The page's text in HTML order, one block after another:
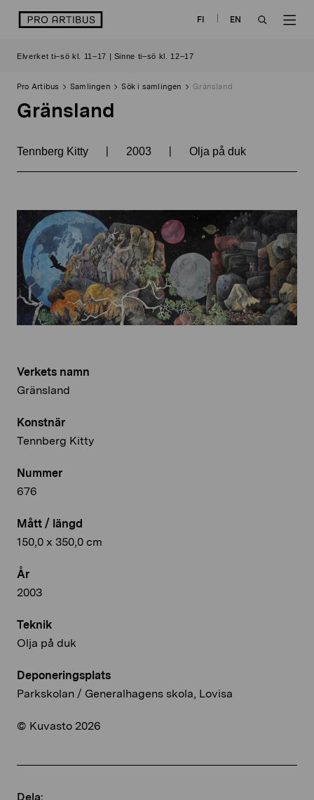
logo FI
EN
Elverket ti–sö kl. 11–17 | Sinne ti–sö kl. 12–17
Pro Artibus Samlingen Sök i samlingen Gränsland
Gränsland
Tennberg Kitty | 2003 | Olja på duk
Verkets namn
Gränsland
Konstnär
Tennberg Kitty
Nummer
676
Mått / längd
150,0 x 350,0 cm
År
2003
Teknik
Olja på duk
Deponeringsplats
Parkskolan / Generalhagens skola, Lovisa
© Kuvasto 2026
Dela: